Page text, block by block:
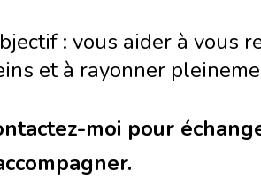
: vous aider à vous
et à rayonner
moi pour